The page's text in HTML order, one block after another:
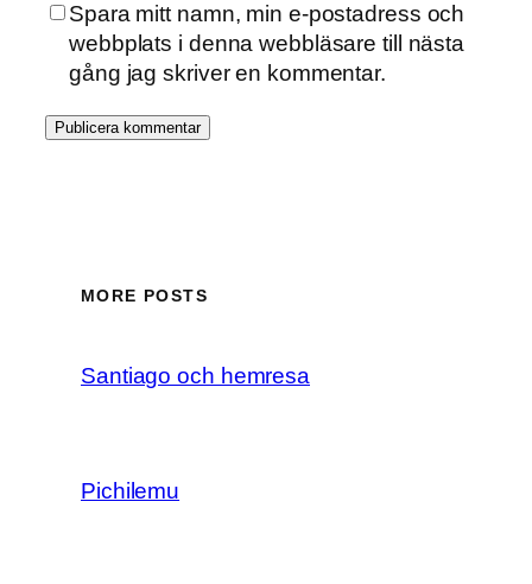
Spara mitt namn, min e-postadress och
webbplats i denna webbläsare till nästa
gång jag skriver en kommentar.
MORE POSTS
Santiago och hemresa
Pichilemu